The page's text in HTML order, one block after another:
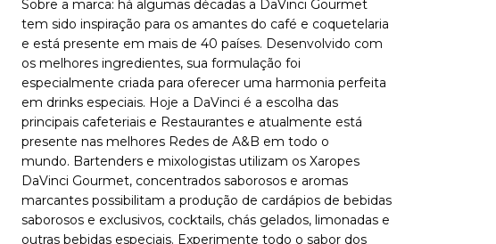
Sobre a marca: há algumas décadas a DaVinci Gourmet
tem sido inspiração para os amantes do café e coquetelaria
e está presente em mais de 40 países. Desenvolvido com
os melhores ingredientes, sua formulação foi
especialmente criada para oferecer uma harmonia perfeita
em drinks especiais. Hoje a DaVinci é a escolha das
principais cafeteriais e Restaurantes e atualmente está
presente nas melhores Redes de A&B em todo o
mundo. Bartenders e mixologistas utilizam os Xaropes
DaVinci Gourmet, concentrados saborosos e aromas
marcantes possibilitam a produção de cardápios de bebidas
saborosos e exclusivos, cocktails, chás gelados, limonadas e
outras bebidas especiais. Experimente todo o sabor dos